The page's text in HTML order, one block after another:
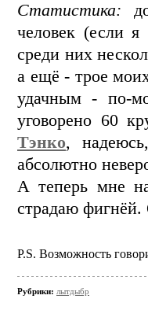
Статистика:
человек (если я
среди них
а ещё - трое
удачным - по-
уговорено 60
Тэнко,
абсолютно
А теперь мне
страдаю фигнёй.
P.S. Возможность
Рубрики: лытдыбр